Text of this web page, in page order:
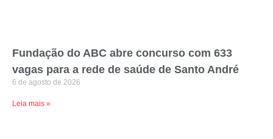
Fundação do ABC abre concurso com 633
vagas para a rede de saúde de Santo André
6 de agosto de 2026
Leia mais »